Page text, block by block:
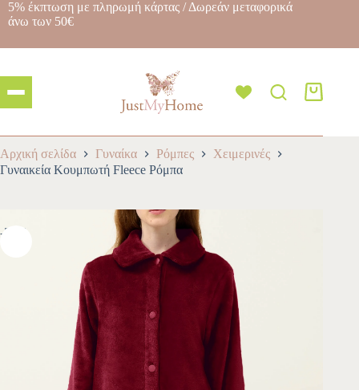
5% έκπτωση με πληρωμή κάρτας / Δωρεάν μεταφορικά
άνω των 50€
Αρχική σελίδα Γυναίκα Ρόμπες
Χειμερινές
Γυναικεία Κουμπωτή Fleece Ρόμπα
-30%